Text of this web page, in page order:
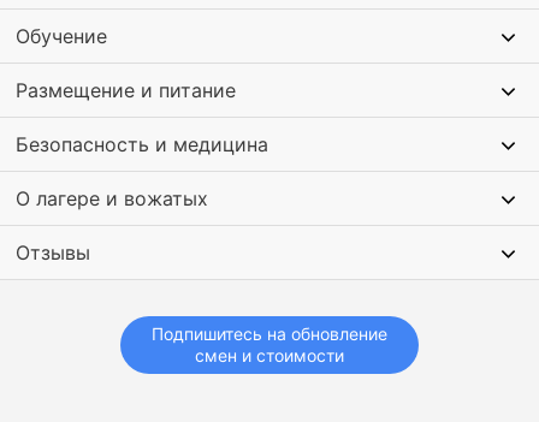
и танцами.
Еще в программе шопинг за сувенирами, барбекю
вечеринка, спортивные состязания и игры.
Обучение
Размещение и питание
Безопасность и медицина
О лагере и вожатых
Отзывы
Подпишитесь на обновление
смен и стоимости